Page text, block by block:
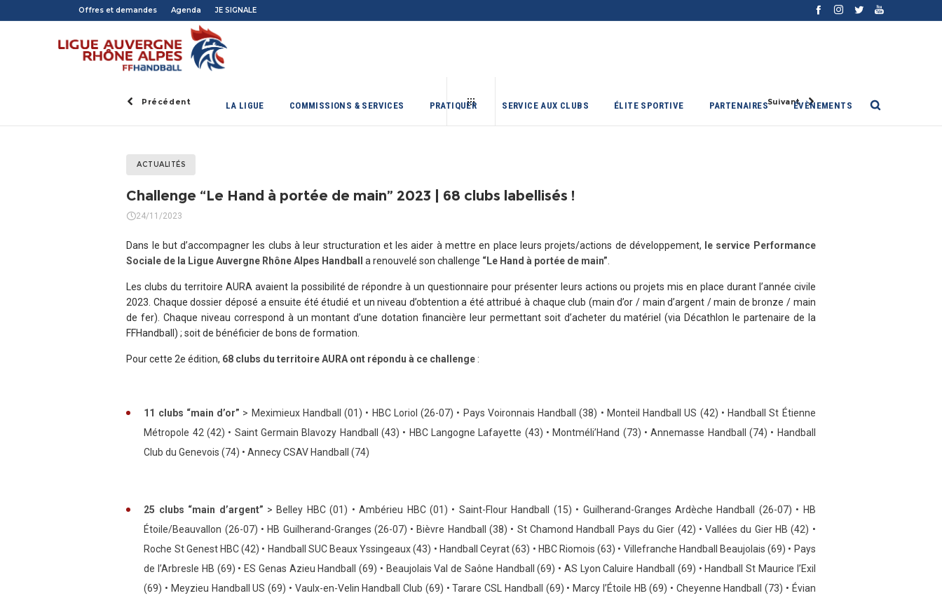
Offres et demandes Agenda JE SIGNALE
LA LIGUE COMMISSIONS & SERVICES PRATIQUER SERVICE AUX CLUBS ÉLITE SPORTIVE PARTENAIRES ÉVÈNEMENTS
Précédent Suivant
ACTUALITÉS
Challenge “Le Hand à portée de main” 2023 | 68 clubs labellisés !
24/11/2023
Dans le but d’accompagner les clubs à leur structuration et les aider à mettre en place leurs projets/actions de développement,
le service Performance
Sociale de la Ligue Auvergne Rhône Alpes Handball
a renouvelé son challenge “Le Hand à portée de main”
Les clubs du territoire AURA avaient la possibilité de répondre à un questionnaire pour présenter leurs actions ou projets mis en place durant l’année civile
2023. Chaque dossier déposé a ensuite été étudié et un niveau d’obtention a été attribué à chaque club (main d’or / main d’argent / main de bronze / main
de fer). Chaque niveau correspond à un montant d’une dotation financière leur permettant soit d’acheter du matériel (via Décathlon le partenaire de la
FFHandball) ; soit de bénéficier de bons de formation.
Pour cette 2e édition, 68 clubs du territoire AURA ont répondu à ce challenge:
11 clubs “main d’or” > Meximieux Handball (01) • HBC Loriol (26-07) • Pays Voironnais Handball (38) • Monteil Handball US (42) • Handball St Étienne
Métropole 42 (42) • Saint Germain Blavozy Handball (43) • HBC Langogne Lafayette (43) • Montméli’Hand (73) • Annemasse Handball (74) • Handball
Club du Genevois (74) • Annecy CSAV Handball (74)
25 clubs “main d’argent” > Belley HBC (01) • Ambérieu HBC (01) • Saint-Flour Handball (15) • Guilherand-Granges Ardèche Handball (26-07) • HB
Étoile/Beauvallon (26-07) • HB Guilherand-Granges (26-07) • Bièvre Handball (38) • St Chamond Handball Pays du Gier (42) • Vallées du Gier HB (42) •
Roche St Genest HBC (42) • Handball SUC Beaux Yssingeaux (43) • Handball Ceyrat (63) • HBC Riomois (63) • Villefranche Handball Beaujolais (69) • Pays
de l’Arbresle HB (69) • ES Genas Azieu Handball (69) • Beaujolais Val de Saône Handball (69) • AS Lyon Caluire Handball (69) • Handball St Maurice l’Exil
(69) • Meyzieu Handball US (69) • Vaulx-en-Velin Handball Club (69) • Tarare CSL Handball (69) • Marcy l’Étoile HB (69) • Cheyenne Handball (73) • Évian